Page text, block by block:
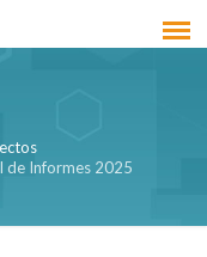
de Informes 2025